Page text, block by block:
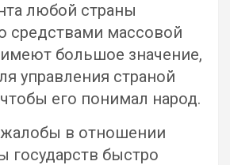
любой страны
средствами массовой
большое значение,
управления страной
его понимал народ.
в отношении
государств быстро